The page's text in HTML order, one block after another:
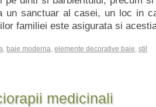
un sanctuar al casei, un loc in
familiei este asigurata si
, baie moderna, elemente decorative baie, stil
medicinali